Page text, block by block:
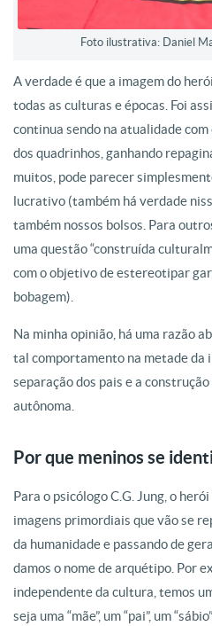
Foto ilustrativa: Daniel
A verdade é que a imagem do
todas as culturas e épocas. Foi
continua sendo na atualidade
dos quadrinhos, ganhando
muitos, pode parecer
lucrativo (também há verdade
também nossos bolsos. Para
uma questão “construída
com o objetivo de estereotipar
bobagem).
Na minha opinião, há uma razão
tal comportamento na metade da
separação dos pais e a
autônoma.
Por que meninos se
Para o psicólogo C.G. Jung, o
imagens primordiais que vão se
da humanidade e passando de
damos o nome de arquétipo. Por
independente da cultura, temos
seja uma “mãe”, um “pai”, um